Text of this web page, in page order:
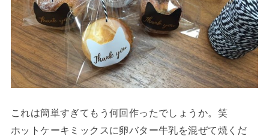
これは簡単すぎてもう何回作ったでしょうか。笑
ホットケーキミックスに卵バター牛乳を混ぜて焼くだ